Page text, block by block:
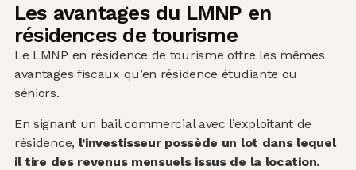
Les avantages du LMNP en
résidences de tourisme
Le LMNP en résidence de tourisme offre les mêmes
avantages fiscaux qu’en résidence étudiante ou
séniors.
En signant un bail commercial avec l’exploitant de
résidence, l’investisseur possède un lot dans lequel
il tire des revenus mensuels issus de la location.